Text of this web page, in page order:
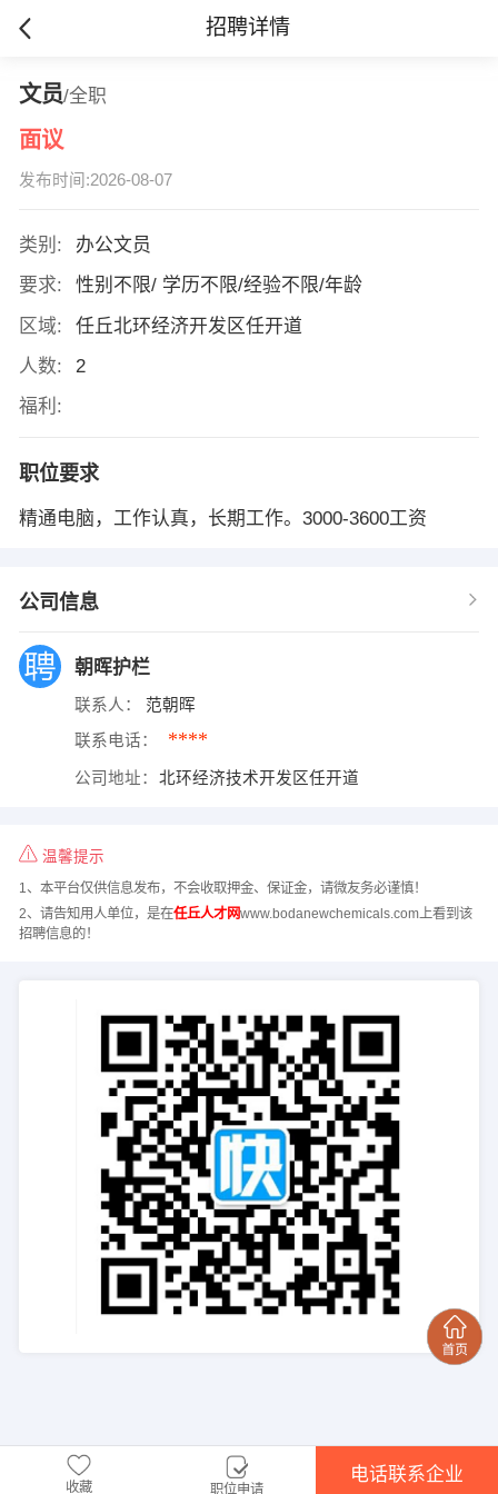
招聘详情
文员/全职
面议
发布时间:2026-08-07
类别:
办公文员
要求:
性别不限/ 学历不限/经验不限/年龄
区域:
任丘北环经济开发区任开道
人数:
2
福利:
职位要求
精通电脑，工作认真，长期工作。3000-3600工资
公司信息
朝晖护栏
联系人： 范朝晖
联系电话： ****
公司地址： 北环经济技术开发区任开道
温馨提示
1、本平台仅供信息发布，不会收取押金、保证金，请微友务必谨慎！
2、请告知用人单位，是在任丘人才网www.bodanewchemicals.com上看到该
招聘信息的！
收藏 职位申请
电话联系企业